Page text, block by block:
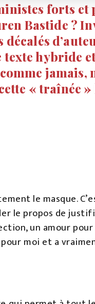
forts
Bastide ?
texte hybride
« traînée
le masque.
le propos de
un amour
moi et a